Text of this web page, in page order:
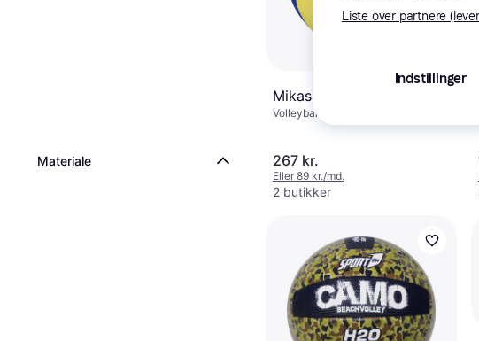
Materiale
Mikasa VS123W Allround
Volleyball Bold, Kampbold, Gummi
267 kr.
Eller 89 kr./md.
2 butikker
Liste over partnere
Indstillinger